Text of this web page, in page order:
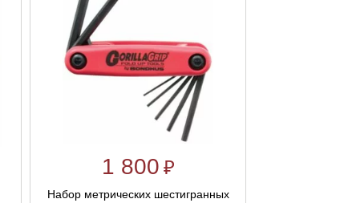
1 800 ₽
Набор метрических шестигранных